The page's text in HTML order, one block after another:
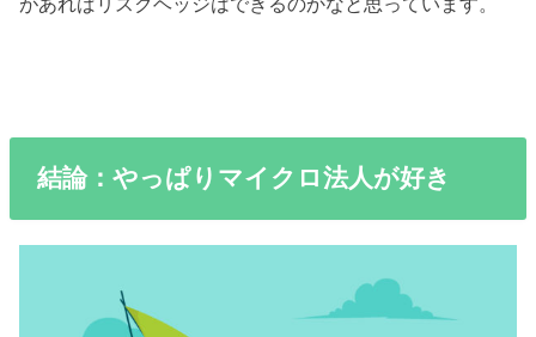
結論：やっぱりマイクロ法人が好き